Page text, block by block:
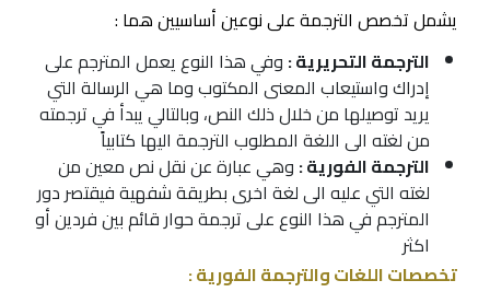
يشمل تخصص الترجمة على نوعين أساسيين هما :
الترجمة التحريرية : وفي هذا النوع يعمل المترجم على
إدراك واستيعاب المعنى المكتوب وما هي الرسالة التي
يريد توصيلها من خلال ذلك النص، وبالتالي يبدأ في ترجمته
من لغته الى اللغة المطلوب الترجمة اليها كتابياً
الترجمة الفورية : وهي عبارة عن نقل نص معين من
لغته التي عليه الى لغة اخرى بطريقة شفهية فيقتصر دور
المترجم في هذا النوع على ترجمة حوار قائم بين فردين أو
اكثر
تخصصات اللغات والترجمة الفورية :